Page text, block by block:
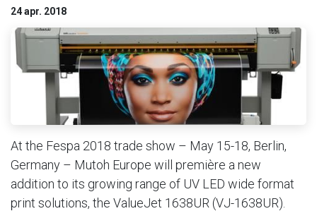
24 apr. 2018
At the Fespa 2018 trade show – May 15-18, Berlin,
Germany – Mutoh Europe will première a new
addition to its growing range of UV LED wide format
print solutions, the ValueJet 1638UR (VJ-1638UR).